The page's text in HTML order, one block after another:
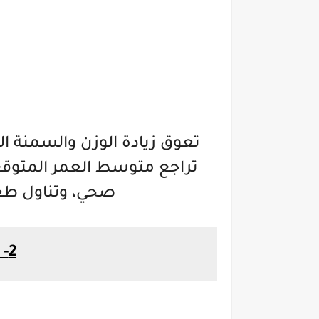
تعوق زيادة الوزن والسمنة
تراجع متوسط العمر
صحي، وتناول
2- اصعد الدرج